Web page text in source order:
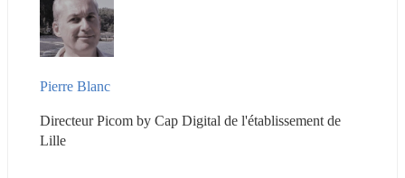
Pierre Blanc
Directeur Picom by Cap Digital de l'établissement de
Lille